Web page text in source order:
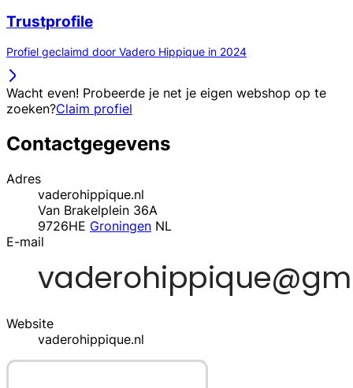
Trustprofile
Profiel geclaimd door Vadero Hippique in 2024
Wacht even! Probeerde je net je eigen webshop op te
zoeken?Claim profiel
Contactgegevens
Adres
vaderohippique.nl
Van Brakelplein 36A
9726HE Groningen NL
E-mail
Website
vaderohippique.nl